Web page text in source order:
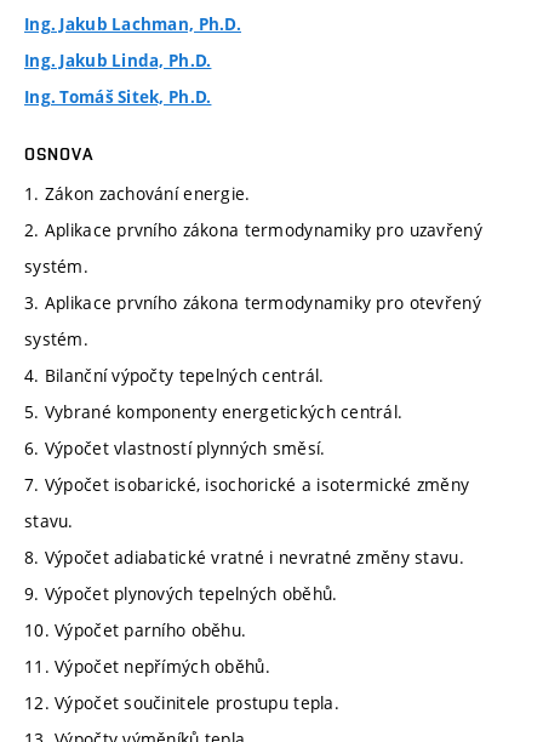
Ing. Jakub Lachman, Ph.D.
Ing. Jakub Linda, Ph.D.
Ing. Tomáš Sitek, Ph.D.
OSNOVA
1. Zákon zachování energie.
2. Aplikace prvního zákona termodynamiky pro uzavřený
systém.
3. Aplikace prvního zákona termodynamiky pro otevřený
systém.
4. Bilanční výpočty tepelných centrál.
5. Vybrané komponenty energetických centrál.
6. Výpočet vlastností plynných směsí.
7. Výpočet isobarické, isochorické a isotermické změny
stavu.
8. Výpočet adiabatické vratné i nevratné změny stavu.
9. Výpočet plynových tepelných oběhů.
10. Výpočet parního oběhu.
11. Výpočet nepřímých oběhů.
12. Výpočet součinitele prostupu tepla.